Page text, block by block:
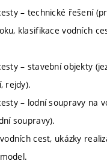
– technické řešení
klasifikace vodních
– stavební objekty
rejdy).
– lodní soupravy na
soupravy).
cest, ukázky